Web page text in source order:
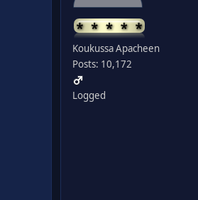
Koukussa Apacheen
Posts: 10,172
Logged